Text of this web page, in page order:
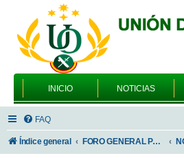
INICIO NOTICIAS
FAQ
Índice general FORO GENERAL PARA TODOS LOS USUARIOS